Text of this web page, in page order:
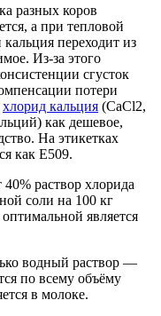
разных коров
а при тепловой
кальция переходит из
Из-за этого
сгусток
потери
хлорид кальция (CaCl2,
как дешевое,
На этикетках
как Е509.
раствор хлорида
соли на 100 кг
является
водный раствор —
по всему объёму
в молоке.